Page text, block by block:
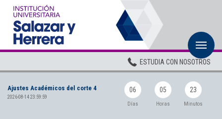
ESTUDIA CON NOSOTROS
Ajustes Académicos del corte 4
2026-08-14 23:59:59
06
Días
05
Horas
23
Minutos
Pregrados